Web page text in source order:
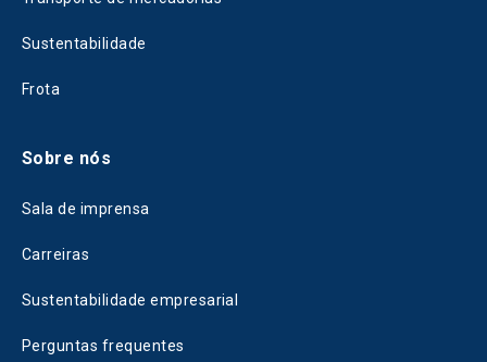
Sustentabilidade
Frota
Sobre nós
Sala de imprensa
Carreiras
Sustentabilidade empresarial
Perguntas frequentes